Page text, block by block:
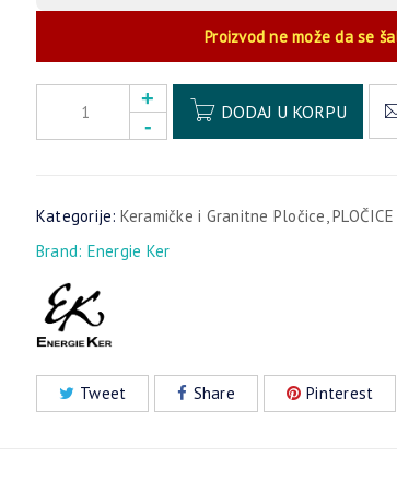
Proizvod ne može da se
DODAJ U KORPU
Kategorije: Keramičke i Granitne Pločice,PLOČICE
Brand: Energie Ker
Tweet Share Pinterest